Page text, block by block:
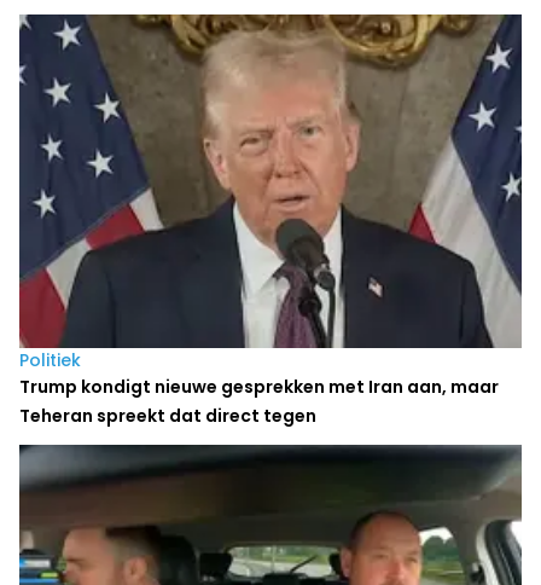
Politiek
Trump kondigt nieuwe gesprekken met Iran aan, maar
Teheran spreekt dat direct tegen